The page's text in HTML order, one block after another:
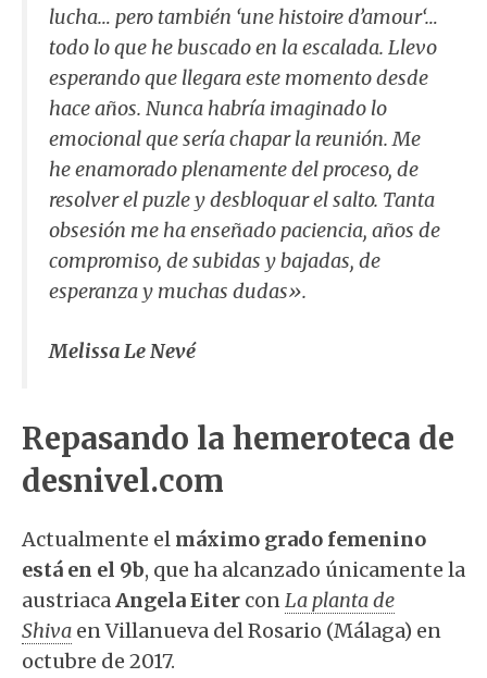
lucha… pero también ‘une histoire d’amour‘…
todo lo que he buscado en la escalada. Llevo
esperando que llegara este momento desde
hace años. Nunca habría imaginado lo
emocional que sería chapar la reunión. Me
he enamorado plenamente del proceso, de
resolver el puzle y desbloquar el salto. Tanta
obsesión me ha enseñado paciencia, años de
compromiso, de subidas y bajadas, de
esperanza y muchas dudas».
Melissa Le Nevé
Repasando la hemeroteca de
desnivel.com
Actualmente el máximo grado femenino
está en el 9b, que ha alcanzado únicamente la
austriacaAngela Eiter conLa planta de
Shiva en Villanueva del Rosario (Málaga) en
octubre de 2017.